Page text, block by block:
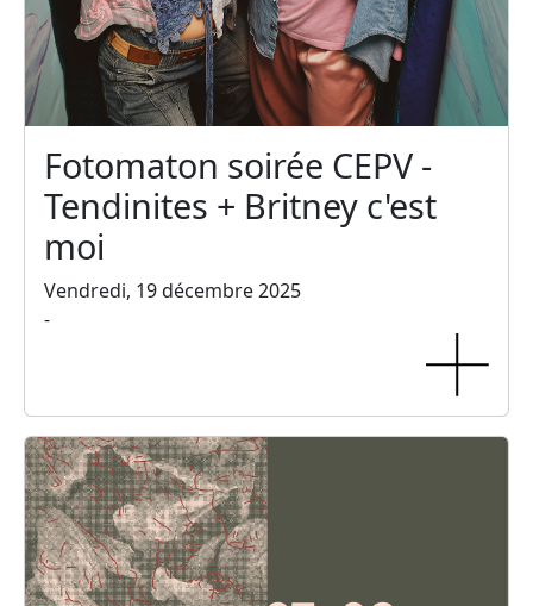
Fotomaton soirée CEPV -
Tendinites + Britney c'est
moi
Vendredi, 19 décembre 2025
-